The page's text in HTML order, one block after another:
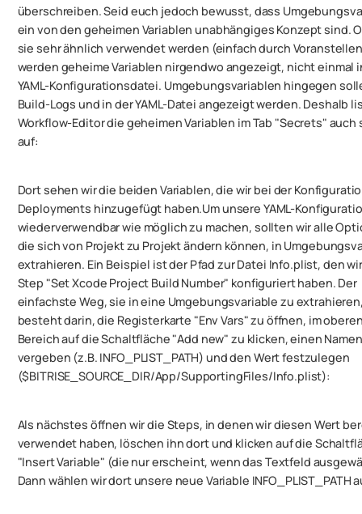
überschreiben. Seid euch jedoch bewusst, dass
ein von den geheimen Variablen unabhängiges Konzept sind.
sie sehr ähnlich verwendet werden (einfach durch
werden geheime Variablen nirgendwo angezeigt, nicht einmal
YAML-Konfigurationsdatei. Umgebungsvariablen hingegen
Build-Logs und in der YAML-Datei angezeigt werden. Deshalb
Workflow-Editor die geheimen Variablen im Tab "Secrets" auch
auf:
Dort sehen wir die beiden Variablen, die wir bei der
Deployments hinzugefügt haben.Um unsere YAML-
wiederverwendbar wie möglich zu machen, sollten wir alle
die sich von Projekt zu Projekt ändern können, in
extrahieren. Ein Beispiel ist der Pfad zur Datei Info.plist, den
Step "Set Xcode Project Build Number" konfiguriert haben. Der
einfachste Weg, sie in eine Umgebungsvariable zu
besteht darin, die Registerkarte "Env Vars" zu öffnen, im
Bereich auf die Schaltfläche "Add new" zu klicken, einen
vergeben (z.B. INFO_PLIST_PATH) und den Wert festzulegen
($BITRISE_SOURCE_DIR/App/SupportingFiles/Info.plist):
Als nächstes öffnen wir die Steps, in denen wir diesen Wert
verwendet haben, löschen ihn dort und klicken auf die
"Insert Variable" (die nur erscheint, wenn das Textfeld
Dann wählen wir dort unsere neue Variable INFO_PLIST_PATH